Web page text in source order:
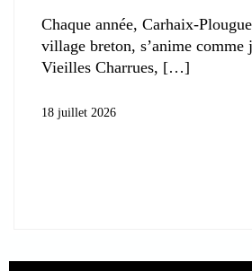
Chaque année, Carhaix-
village breton, s’anime comme
Vieilles Charrues,
18 juillet 2026